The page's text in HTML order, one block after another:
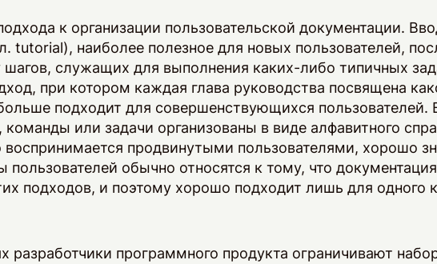
к организации пользовательской документации.
tutorial), наиболее полезное для новых пользователей,
шагов, служащих для выполнения каких-либо типичных
при котором каждая глава руководства посвящена
подходит для совершенствующихся пользователей.
команды или задачи организованы в виде алфавитного
воспринимается продвинутыми пользователями, хорошо
обычно относятся к тому, что
подходов, и поэтому хорошо подходит лишь для одного
разработчики программного продукта ограничивают